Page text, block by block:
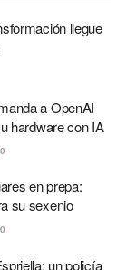
llegue
a OpenAI
hardware con IA
0
en prepa:
su sexenio
0
un policía